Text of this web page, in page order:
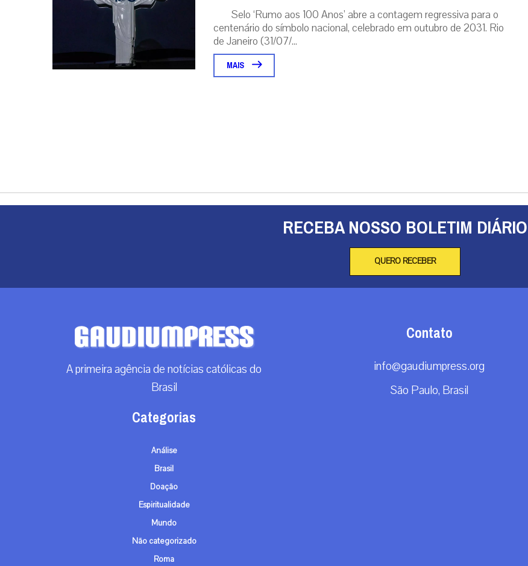
Selo ‘Rumo aos 100 Anos’ abre a contagem regressiva para o
centenário do símbolo nacional, celebrado em outubro de 2031. Rio
de Janeiro (31/07/...
MAIS
RECEBA NOSSO BOLETIM DIÁRIO
QUERO RECEBER
A primeira agência de notícias católicas do
Brasil
Categorias
Análise
Brasil
Doação
Espiritualidade
Mundo
Não categorizado
Roma
Contato
info@gaudiumpress.org
São Paulo, Brasil